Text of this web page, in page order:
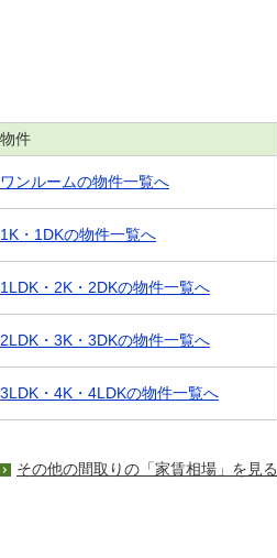
物件
ワンルームの物件一覧へ
1K・1DKの物件一覧へ
1LDK・2K・2DKの物件一覧へ
2LDK・3K・3DKの物件一覧へ
3LDK・4K・4LDKの物件一覧へ
その他の間取りの「家賃相場」を見る